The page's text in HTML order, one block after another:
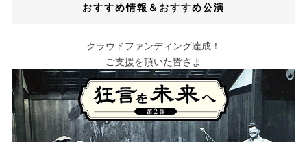
おすすめ情報＆おすすめ公演
クラウドファンディング達成！
ご支援を頂いた皆さま